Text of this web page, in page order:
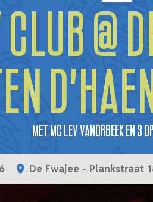
@
met MC Lev Vanorbeek en 3
De Fwajee - Plankstraat